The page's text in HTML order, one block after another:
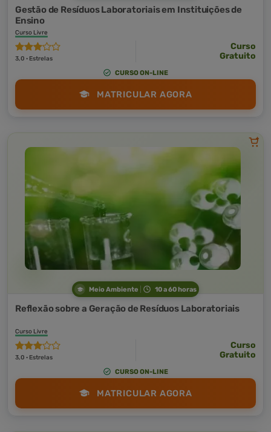
Gestão de Resíduos Laboratoriais em Instituições de
Ensino
Curso Livre
3,0 · Estrelas
Curso
Gratuito
CURSO ON-LINE
MATRICULAR AGORA
Meio Ambiente 10 a 60 horas
Reflexão sobre a Geração de Resíduos Laboratoriais
Curso Livre
3,0 · Estrelas
Curso
Gratuito
CURSO ON-LINE
MATRICULAR AGORA